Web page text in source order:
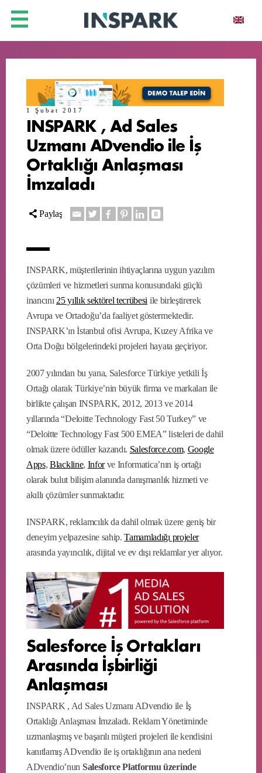
1 Şubat 2017
INSPARK , Ad Sales
Uzmanı ADvendio ile İş
Ortaklığı Anlaşması
İmzaladı
Paylaş
INSPARK, müşterilerinin ihtiyaçlarına uygun yazılım
çözümleri ve hizmetleri sunma konusundaki güçlü
inancını 25 yıllık sektörel tecrübesi ile birleştirerek
Avrupa ve Ortadoğu’da faaliyet göstermektedir.
INSPARK’ın İstanbul ofisi Avrupa, Kuzey Afrika ve
Orta Doğu bölgelerindeki projeleri hayata geçiriyor.
2007 yılından bu yana, Salesforce Türkiye yetkili İş
Ortağı olarak Türkiye’nin büyük firma ve markaları ile
birlikte çalışan INSPARK, 2012, 2013 ve 2014
yıllarında “Deloitte Technology Fast 50 Turkey” ve
“Deloitte Technology Fast 500 EMEA” listeleri de dahil
olmak üzere ödüller kazandı. Salesforce.com, Google
Apps,Blackline, Inforve Informatica’nın iş ortağı
olarak bulut bilişim alanında danışmanlık hizmeti ve
akıllı çözümler sunmaktadır.
INSPARK, reklamcılık da dahil olmak üzere geniş bir
deneyim yelpazesine sahip.Tamamladığı projeler
arasında yayıncılık, dijital ve ev dışı reklamlar yer alıyor.
Salesforce İş Ortakları
Arasında İşbirliği
Anlaşması
INSPARK , Ad Sales Uzmanı ADvendio ile İş
Ortaklığı Anlaşması İmzaladı. Reklam Yönetiminde
uzmanlaşmış ve başarılı müşteri projeleri ile kendisini
kanıtlamış ADvendio ile iş ortaklığının ana nedeni
ADvendio’nun Salesforce Platformu üzerinde